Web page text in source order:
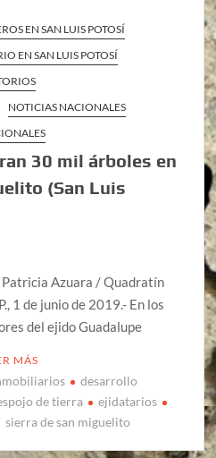
EN SAN LUIS POTOSÍ
EN SAN LUIS POTOSÍ
NOTICIAS NACIONALES
30 mil árboles en
(San Luis
Azuara / Quadratín
1 de junio de 2019.- En los
del ejido Guadalupe
MÁS
desarrollo
de tierra
ejidatarios
sierra de san miguelito